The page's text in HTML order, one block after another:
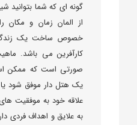
گونه ای که شما بتوانید
از المان زمان و مکان
خصوص ساخت یک
کارآفرین می باشد.
صورتی است که ممکن
یک هتل دار موفق شود
علاقه خود به موفقیت
به علایق و اهداف فردی